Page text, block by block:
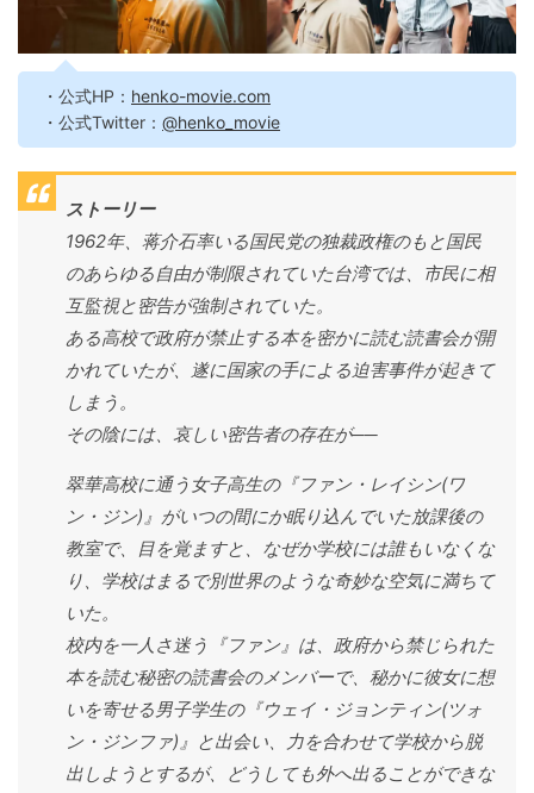
・公式HP： henko-movie.com
・公式Twitter： @henko_movie
ストーリー
1962年、蒋介石率いる国民党の独裁政権のもと国民
のあらゆる自由が制限されていた台湾では、市民に相
互監視と密告が強制されていた。
ある高校で政府が禁止する本を密かに読む読書会が開
かれていたが、遂に国家の手による迫害事件が起きて
しまう。
その陰には、哀しい密告者の存在が──
翠華高校に通う女子高生の『ファン・レイシン(ワ
ン・ジン)』がいつの間にか眠り込んでいた放課後の
教室で、目を覚ますと、なぜか学校には誰もいなくな
り、学校はまるで別世界のような奇妙な空気に満ちて
いた。
校内を一人さ迷う『ファン』は、政府から禁じられた
本を読む秘密の読書会のメンバーで、秘かに彼女に想
いを寄せる男子学生の『ウェイ・ジョンティン(ツォ
ン・ジンファ)』と出会い、力を合わせて学校から脱
出しようとするが、どうしても外へ出ることができな